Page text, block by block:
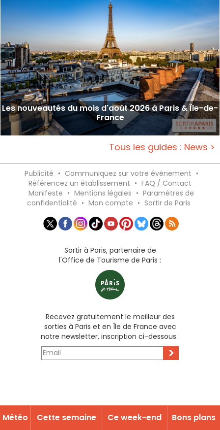
Les nouveautés du mois d'août 2026 à Paris & Île-de-
France
Tous les guides : News >
Publicité • Communiquez sur votre événement •
Référencez un établissement • FAQ / Contact
Manifeste • Mentions légales • Paramètres de
confidentialité • Mon compte • Sortir de Paris
Sortir à Paris, partenaire de
l'Office de Tourisme de Paris :
Recevez gratuitement le meilleur des
sorties à Paris et en Île de France avec
notre newsletter, inscription ci-dessous :
>
Météo Cette semaine Ce week-end Bons plans